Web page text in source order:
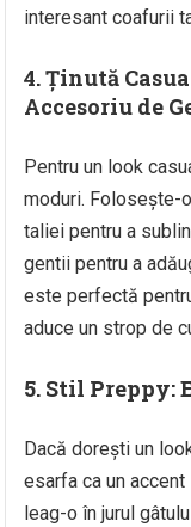
interesant coafurii
4.Ținută
Accesoriu de
Pentru un look
moduri. Folosește-
taliei pentru a
gentii pentru a
este perfectă
aduce un strop de
5. Stil Preppy:
Dacă dorești un
esarfa ca un
leag-o în jurul